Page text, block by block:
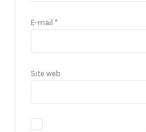
E-mail *
Site web